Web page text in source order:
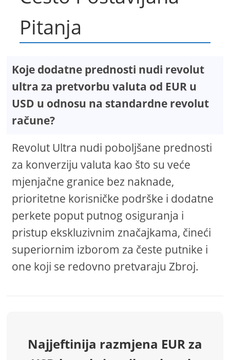
Pitanja
Koje dodatne prednosti nudi revolut
ultra za pretvorbu valuta od EUR u
USD u odnosu na standardne revolut
račune?
Revolut Ultra nudi poboljšane prednosti
za konverziju valuta kao što su veće
mjenjačne granice bez naknade,
prioritetne korisničke podrške i dodatne
perkete poput putnog osiguranja i
pristup ekskluzivnim značajkama, čineći
superiornim izborom za česte putnike i
one koji se redovno pretvaraju Zbroj.
Najjeftinija razmjena EUR za